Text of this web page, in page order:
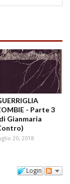
- Parte 3
Gianmaria
20, 2018
Login